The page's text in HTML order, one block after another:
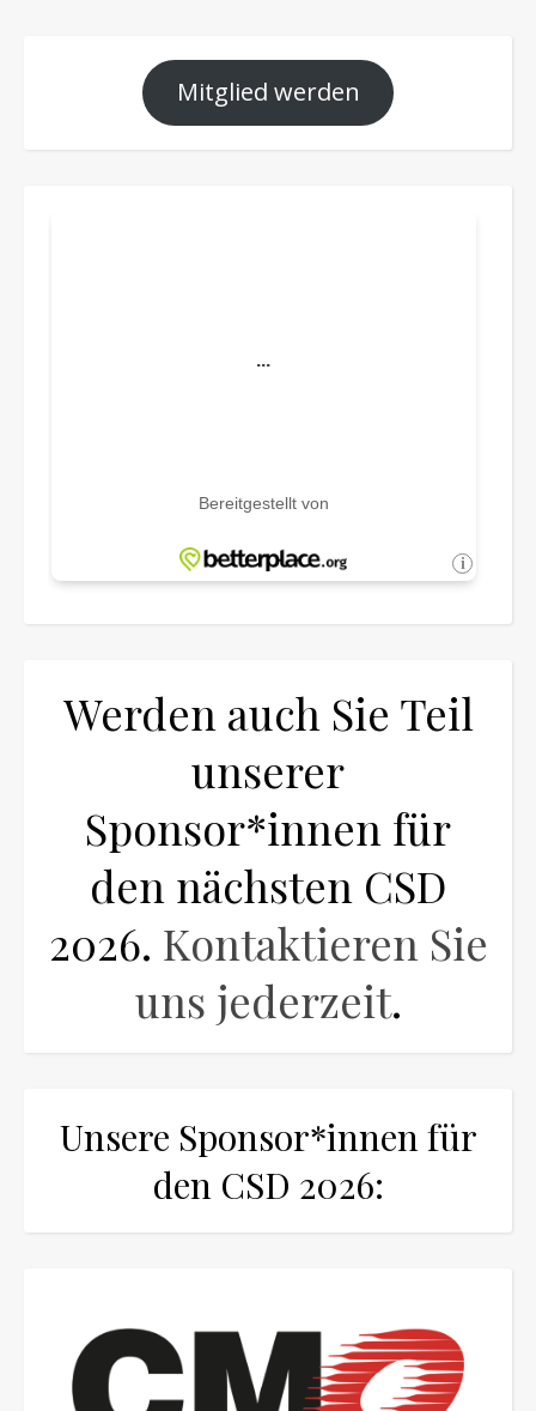
Mitglied werden
Werden auch Sie Teil
unserer
Sponsor*innen für
den nächsten CSD
2026. Kontaktieren Sie
uns jederzeit.
Unsere Sponsor*innen für
den CSD 2026: